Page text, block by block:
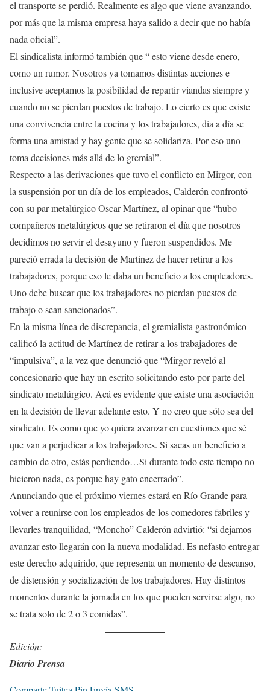
el transporte se perdió. Realmente es algo que viene avanzando,
por más que la misma empresa haya salido a decir que no había
nada oficial”.
El sindicalista informó también que “ esto viene desde enero,
como un rumor. Nosotros ya tomamos distintas acciones e
inclusive aceptamos la posibilidad de repartir viandas siempre y
cuando no se pierdan puestos de trabajo. Lo cierto es que existe
una convivencia entre la cocina y los trabajadores, día a día se
forma una amistad y hay gente que se solidariza. Por eso uno
toma decisiones más allá de lo gremial”.
Respecto a las derivaciones que tuvo el conflicto en Mirgor, con
la suspensión por un día de los empleados, Calderón confrontó
con su par metalúrgico Oscar Martínez, al opinar que “hubo
compañeros metalúrgicos que se retiraron el día que nosotros
decidimos no servir el desayuno y fueron suspendidos. Me
pareció errada la decisión de Martínez de hacer retirar a los
trabajadores, porque eso le daba un beneficio a los empleadores.
Uno debe buscar que los trabajadores no pierdan puestos de
trabajo o sean sancionados”.
En la misma línea de discrepancia, el gremialista gastronómico
calificó la actitud de Martínez de retirar a los trabajadores de
“impulsiva”, a la vez que denunció que “Mirgor reveló al
concesionario que hay un escrito solicitando esto por parte del
sindicato metalúrgico. Acá es evidente que existe una asociación
en la decisión de llevar adelante esto. Y no creo que sólo sea del
sindicato. Es como que yo quiera avanzar en cuestiones que sé
que van a perjudicar a los trabajadores. Si sacas un beneficio a
cambio de otro, estás perdiendo…Si durante todo este tiempo no
hicieron nada, es porque hay gato encerrado”.
Anunciando que el próximo viernes estará en Río Grande para
volver a reunirse con los empleados de los comedores fabriles y
llevarles tranquilidad, “Moncho” Calderón advirtió: “si dejamos
avanzar esto llegarán con la nueva modalidad. Es nefasto entregar
este derecho adquirido, que representa un momento de descanso,
de distensión y socialización de los trabajadores. Hay distintos
momentos durante la jornada en los que pueden servirse algo, no
se trata solo de 2 o 3 comidas”.
Edición:
Diario Prensa